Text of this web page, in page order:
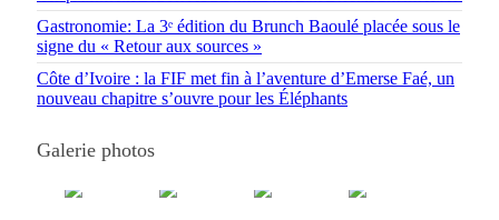
Gastronomie: La 3ᵉ édition du Brunch Baoulé placée sous le
signe du « Retour aux sources »
Côte d’Ivoire : la FIF met fin à l’aventure d’Emerse Faé, un
nouveau chapitre s’ouvre pour les Éléphants
Galerie photos